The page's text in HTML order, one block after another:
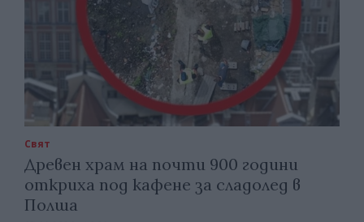
Свят
Древен храм на почти 900 години
откриха под кафене за сладолед в
Полша